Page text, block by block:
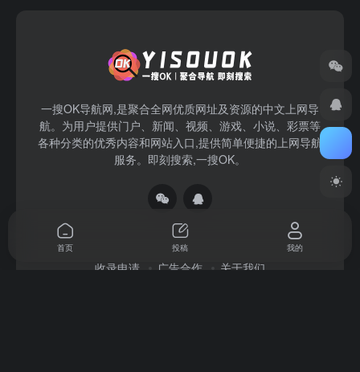
一搜OK导航网,是聚合全网优质网址及资源的中文上网导
航。为用户提供门户、新闻、视频、游戏、小说、彩票等
各种分类的优秀内容和网站入口,提供简单便捷的上网导航
服务。即刻搜索,一搜OK。
收录申请 广告合作 关于我们
首页 投稿 我的